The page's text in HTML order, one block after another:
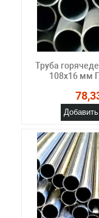
Труба
108х16 мм